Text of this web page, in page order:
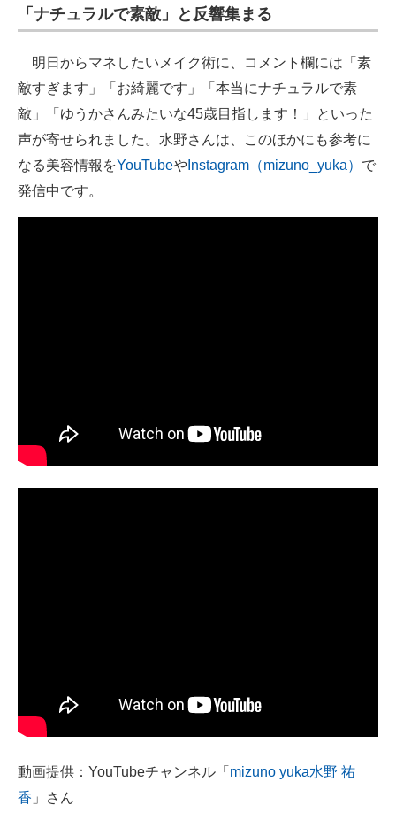
「ナチュラルで素敵」と反響集まる
明日からマネしたいメイク術に、コメント欄には「素
敵すぎます」「お綺麗です」「本当にナチュラルで素
敵」「ゆうかさんみたいな45歳目指します！」といった
声が寄せられました。水野さんは、このほかにも参考に
なる美容情報をYouTubeや Instagram（mizuno_yuka） で
発信中です。
動画提供：YouTubeチャンネル「 mizuno yuka水野 祐
香 」さん